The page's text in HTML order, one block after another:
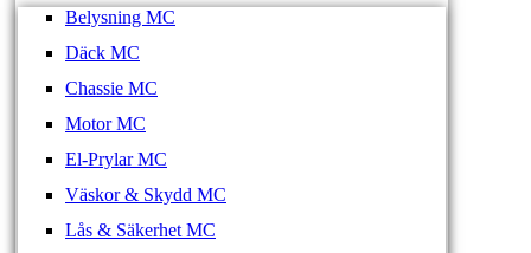
Belysning MC
Däck MC
Chassie MC
Motor MC
El-Prylar MC
Väskor & Skydd MC
Lås & Säkerhet MC